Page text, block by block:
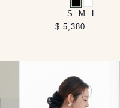
黑 白
S M
$ 5,380